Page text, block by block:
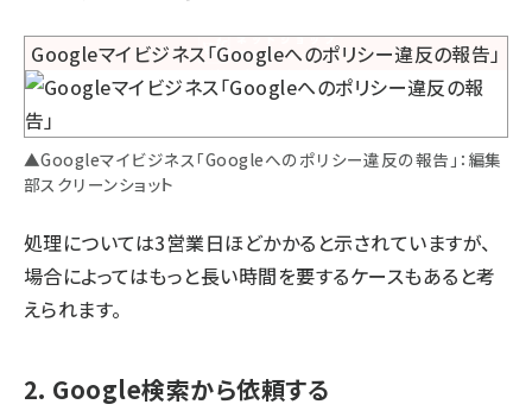
▲Googleマイビジネス「Googleへのポリシー違反の報告」：編集
部スクリーンショット
処理については3営業日ほどかかると示されていますが、
場合によってはもっと長い時間を要するケースもあると考
えられます。
2. Google検索から依頼する